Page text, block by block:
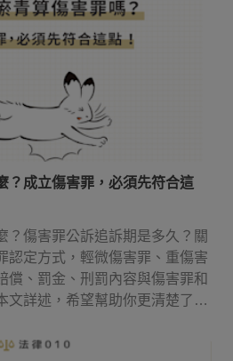
？成立傷害罪，必須先符合這
？傷害罪公訴追訴期是多久？關
認定方式，輕微傷害罪、重傷害
償、罰金、刑罰內容與傷害罪和
文詳述，希望幫助你更清楚了解